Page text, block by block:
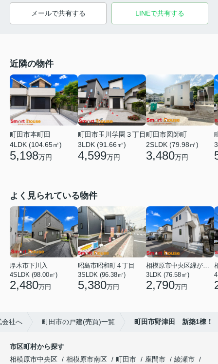
メールで共有する LINEで共有する
近隣の物件
町田市本町田
4LDK (104.65㎡)
5,198万円
町田市玉川学園３丁目
3LDK (91.66㎡)
4,599万円
町田市図師町
2SLDK (79.98㎡)
3,480万円
よく見られている物件
厚木市下川入
4SLDK (98.00㎡)
2,480万円
昭島市昭和町４丁目
3SLDK (96.38㎡)
5,380万円
相模原市中央区緑が丘１丁目
3LDK (76.58㎡)
2,790万円
会社へ 町田市の戸建(売買)一覧 町田市野津田 新築1棟！
市区町村から探す
相模原市中央区
相模原市南区 町田市 座間市
綾瀬市